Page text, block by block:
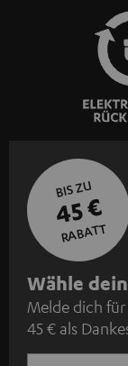
BIS ZU
45 €
RABATT
N
e
w
Wähle
Melde dich
45 € als